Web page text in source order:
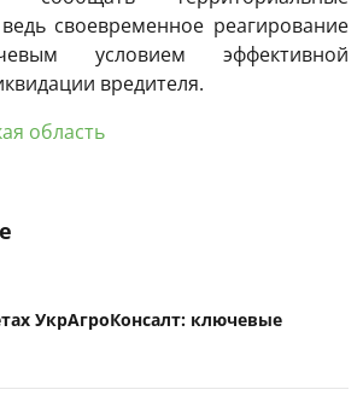
своевременное реагирование
условием эффективной
вредителя.
область
УкрАгроКонсалт: ключевые